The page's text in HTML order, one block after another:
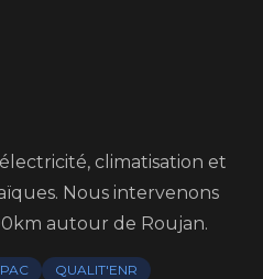
climatisation et
Nous intervenons
autour de Roujan.
QUALIT'ENR